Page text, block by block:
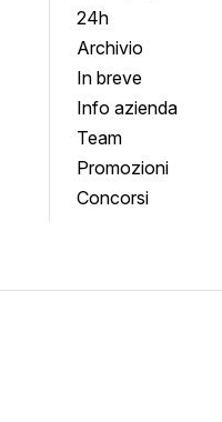
24h
Archivio
In breve
Info azienda
Team
Promozioni
Concorsi